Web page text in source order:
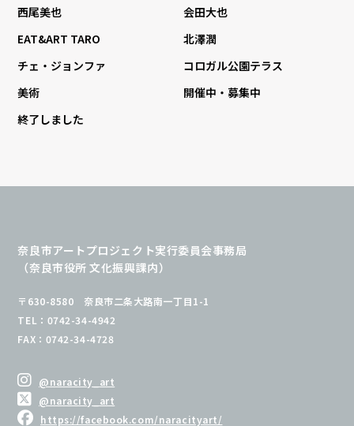
西尾美也
会田大也
EAT&ART TARO
北澤潤
チェ・ジョンファ
コロガル公園テラス
美術
開催中・募集中
終了しました
奈良市アートプロジェクト実行委員会事務局
（奈良市役所 文化振興課内）
〒630-8580 奈良市二条大路南一丁目1-1
TEL：0742-34-4942
FAX：0742-34-4728
@naracity_art
@naracity_art
https://facebook.com/naracityart/